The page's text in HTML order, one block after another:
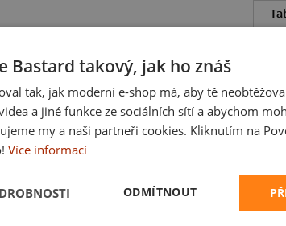
VŠE: ALKOHOL TURISTIKA
Bastard takový, jak ho znáš
tak, jak moderní e-shop má, aby tě
a jiné funkce ze sociálních sítí a abychom
my a naši partneři cookies. Kliknutím na
Více informací
ODMÍTNOUT